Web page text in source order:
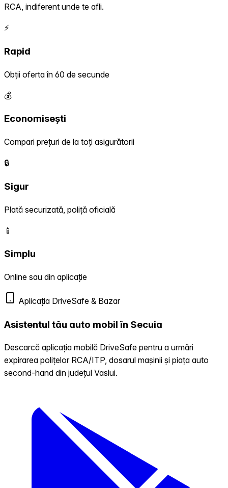
RCA, indiferent unde te afli.
⚡
Rapid
Obții oferta în 60 de secunde
💰
Economisești
Compari prețuri de la toți asigurătorii
🔒
Sigur
Plată securizată, poliță oficială
📱
Simplu
Online sau din aplicație
Aplicația DriveSafe & Bazar
Asistentul tău auto mobil în Secuia
Descarcă aplicația mobilă DriveSafe pentru a urmări
expirarea polițelor RCA/ITP, dosarul mașinii și piața auto
second-hand din județul Vaslui.